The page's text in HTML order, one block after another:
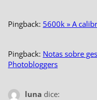
Pingback: 5600k » A
Pingback: Notas sobre
Photobloggers
luna dice: